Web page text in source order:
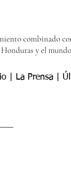
combinado
y el
| La Prensa |